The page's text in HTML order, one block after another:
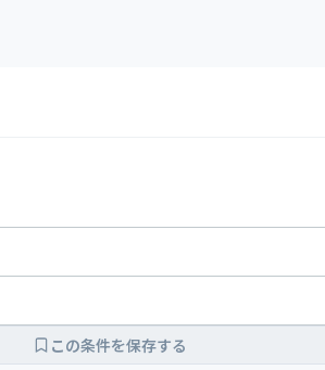
この条件を保存する